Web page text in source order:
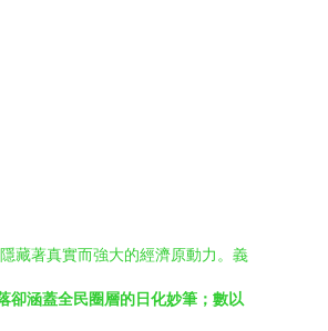
藏著真實而強大的經濟原動力。義
卻涵蓋全民圈層的日化妙筆；數以